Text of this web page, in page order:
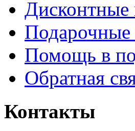
Дисконтные
Подарочные
Помощь в
Обратная
Контакты